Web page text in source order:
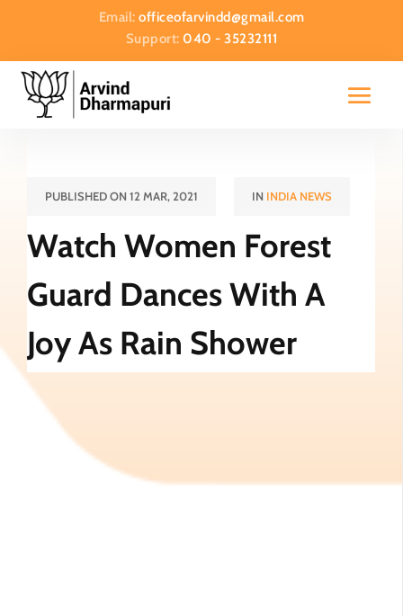
Email: officeofarvindd@gmail.com
Support:040 - 35232111
PUBLISHED ON 12 MAR, 2021 IN INDIA NEWS
Watch Women Forest
Guard Dances With A
Joy As Rain Shower